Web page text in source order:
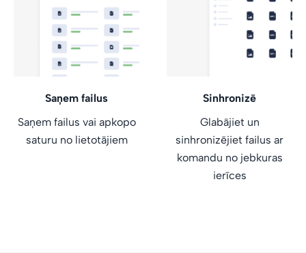
Saņem failus
Saņem failus vai apkopo
saturu no lietotājiem
Sinhronizē
Glabājiet un
sinhronizējiet failus ar
komandu no jebkuras
ierīces